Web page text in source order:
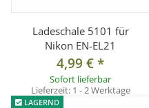
Ladeschale 5101 für
Nikon EN-EL21
4,99 €*
Sofort lieferbar
Lieferzeit: 1 - 2 Werktage
LAGERND